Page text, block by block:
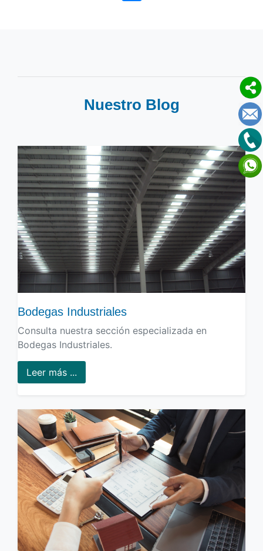
Nuestro Blog
Bodegas Industriales
Consulta nuestra sección especializada en
Bodegas Industriales.
Leer más ...